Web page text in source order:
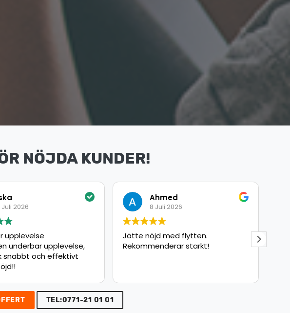
NÖJDA KUNDER!
Juli 2026
med flytten.
starkt!
Omar Arbouche
8 Juli 2026
Snabb och säker leverans bra
jobbat !
TEL:0771-21 01 01